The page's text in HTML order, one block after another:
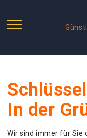
In der
Wir sind immer für Sie